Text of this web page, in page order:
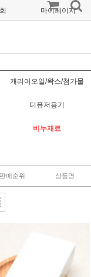
마이페이지
캐리어오일/왁스/첨가물
디퓨저용기
비누재료
판매순위 상품명